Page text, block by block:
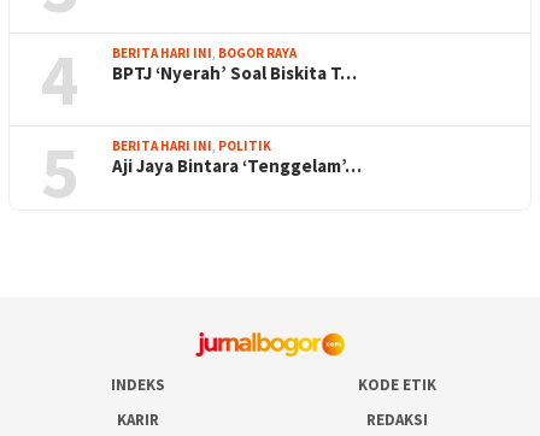
4 BERITA HARI INI, BOGOR RAYA
BPTJ ‘Nyerah’ Soal Biskita T…
5 BERITA HARI INI, POLITIK
Aji Jaya Bintara ‘Tenggelam’…
INDEKS
KODE ETIK
KARIR
REDAKSI